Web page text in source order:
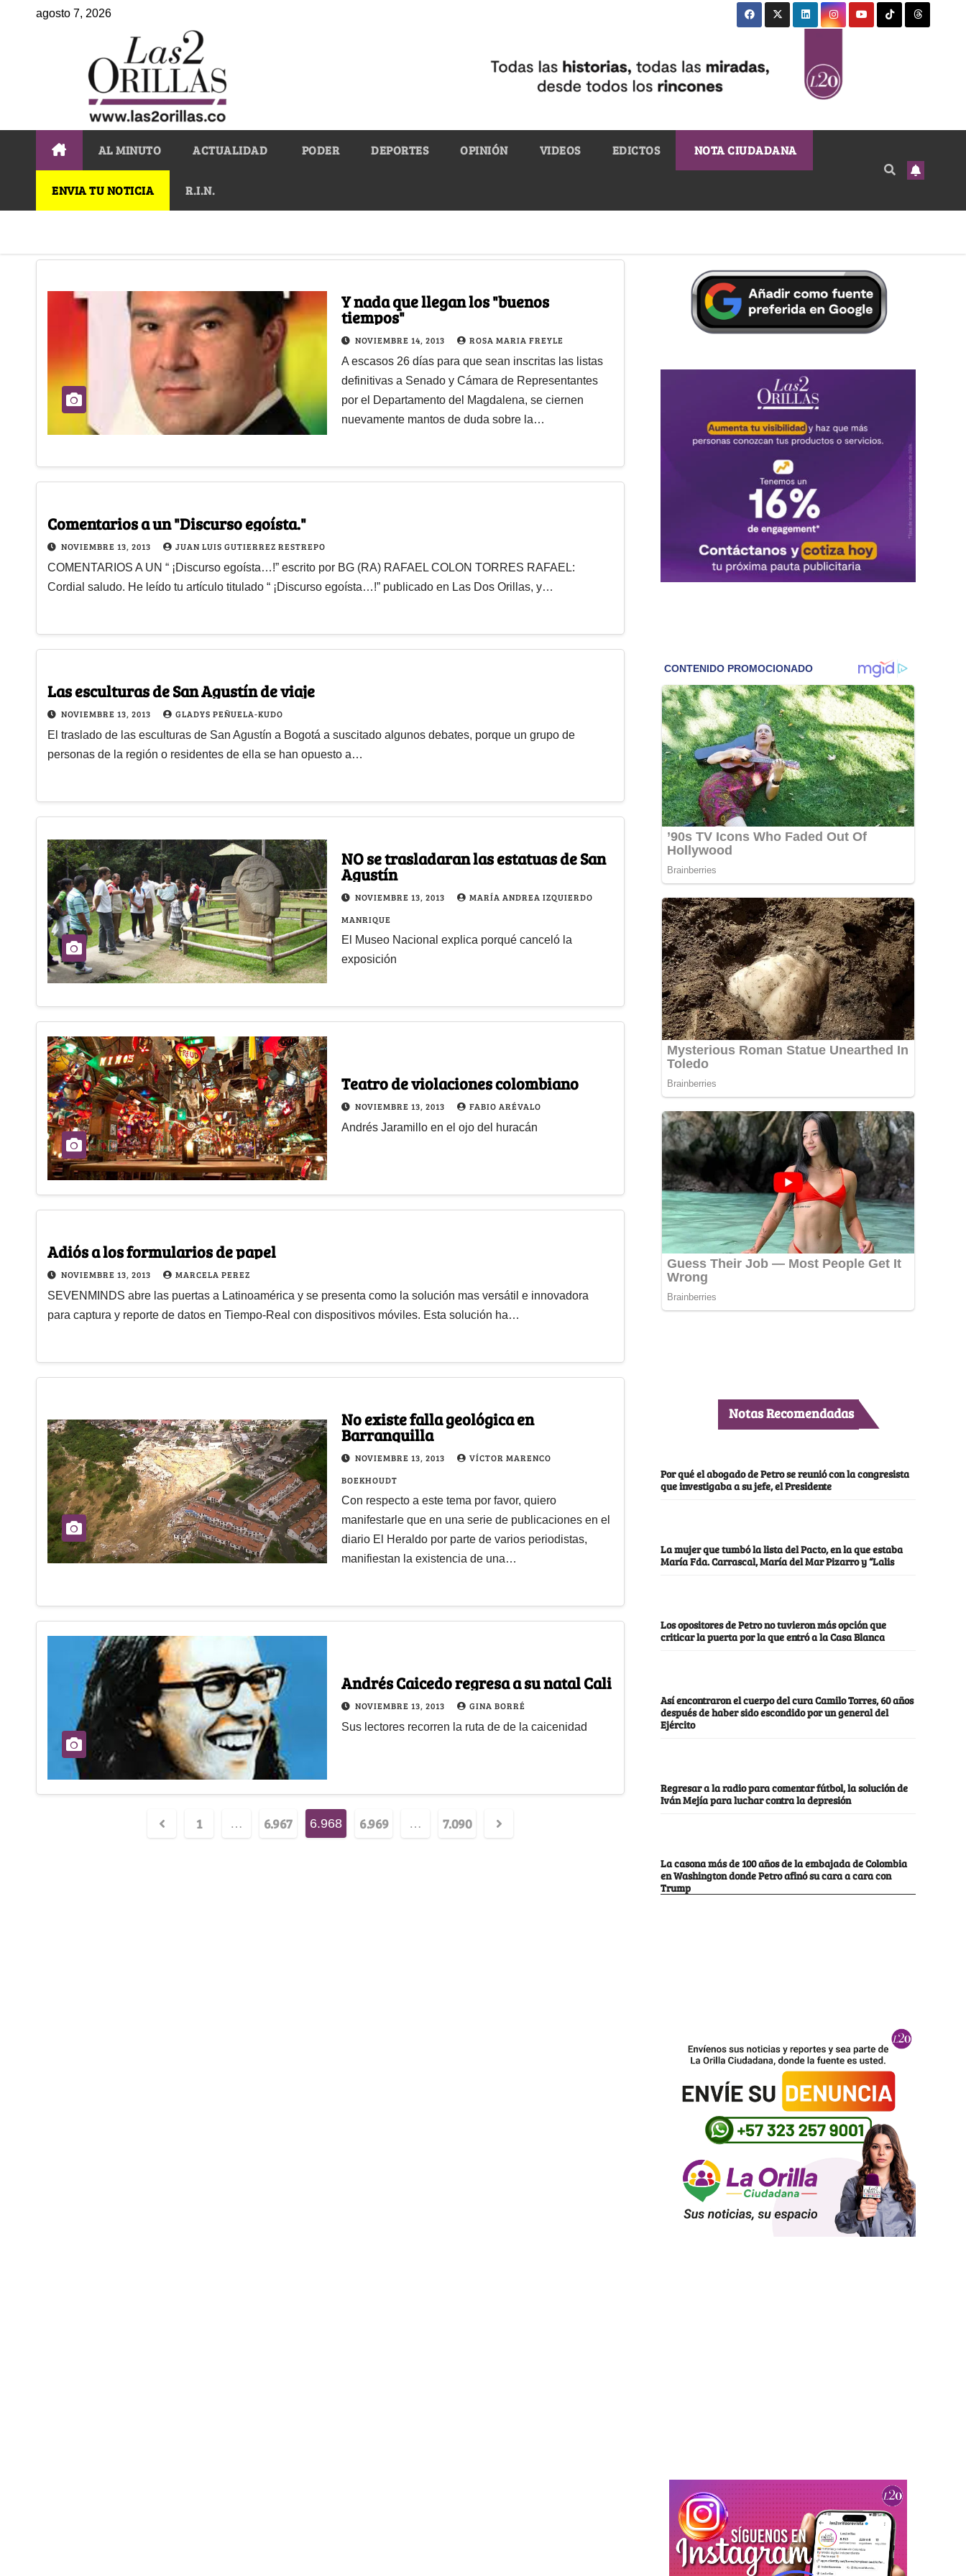
agosto 7, 2026
AL MINUTO ACTUALIDAD PODER DEPORTES OPINIÓN VIDEOS EDICTOS NOTA CIUDADANA
ENVIA TU NOTICIA R.I.N.
Y nada que llegan los "buenos
tiempos"
NOVIEMBRE 14, 2013 ROSA MARIA FREYLE
A escasos 26 días para que sean inscritas las listas
definitivas a Senado y Cámara de Representantes
por el Departamento del Magdalena, se ciernen
nuevamente mantos de duda sobre la…
Comentarios a un "Discurso egoísta."
NOVIEMBRE 13, 2013 JUAN LUIS GUTIERREZ RESTREPO
COMENTARIOS A UN “ ¡Discurso egoísta…!”‏ escrito por BG (RA) RAFAEL COLON TORRES RAFAEL:
Cordial saludo. He leído tu artículo titulado “ ¡Discurso egoísta…!” publicado en Las Dos Orillas, y…
Las esculturas de San Agustín de viaje
NOVIEMBRE 13, 2013 GLADYS PEÑUELA-KUDO
El traslado de las esculturas de San Agustín a Bogotá a suscitado algunos debates, porque un grupo de
personas de la región o residentes de ella se han opuesto a…
NO se trasladaran las estatuas de San
Agustín
NOVIEMBRE 13, 2013
MARÍA ANDREA IZQUIERDO
MANRIQUE
El Museo Nacional explica porqué canceló la
exposición
Teatro de violaciones colombiano
NOVIEMBRE 13, 2013 FABIO ARÉVALO
Andrés Jaramillo en el ojo del huracán
Adiós a los formularios de papel
NOVIEMBRE 13, 2013 MARCELA PEREZ
SEVENMINDS abre las puertas a Latinoamérica y se presenta como la solución mas versátil e innovadora
para captura y reporte de datos en Tiempo-Real con dispositivos móviles. Esta solución ha…
No existe falla geológica en
Barranquilla
NOVIEMBRE 13, 2013
VÍCTOR MARENCO
BOEKHOUDT
Con respecto a este tema por favor, quiero
manifestarle que en una serie de publicaciones en el
diario El Heraldo por parte de varios periodistas,
manifiestan la existencia de una…
Andrés Caicedo regresa a su natal Cali
NOVIEMBRE 13, 2013 GINA BORRÉ
Sus lectores recorren la ruta de de la caicenidad
1 … 6.967 6.968 6.969 … 7.090
Notas Recomendadas
Por qué el abogado de Petro se reunió con la congresista
que investigaba a su jefe, el Presidente
La mujer que tumbó la lista del Pacto, en la que estaba
María Fda. Carrascal, María del Mar Pizarro y “Lalis
Los opositores de Petro no tuvieron más opción que
criticar la puerta por la que entró a la Casa Blanca
Así encontraron el cuerpo del cura Camilo Torres, 60 años
después de haber sido escondido por un general del
Ejército
Regresar a la radio para comentar fútbol, la solución de
Iván Mejía para luchar contra la depresión
La casona más de 100 años de la embajada de Colombia
en Washington donde Petro afinó su cara a cara con
Trump